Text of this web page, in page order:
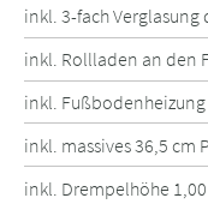
inkl. 3-fach Verglasung
inkl. Rollladen an den
inkl.
inkl. massives 36,5
inkl. Drempelhöhe